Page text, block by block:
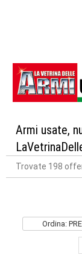
Armi usate,
Trovate 198
Ordina: